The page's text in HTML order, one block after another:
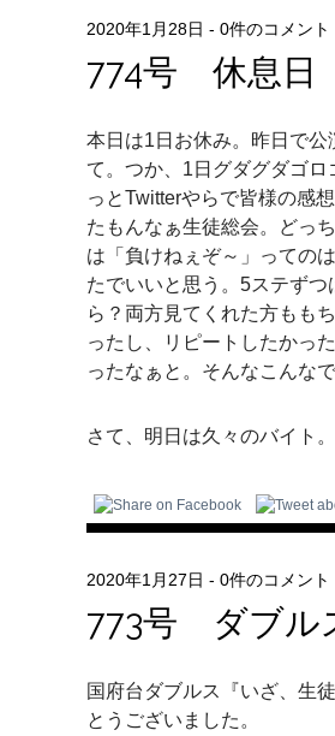
2020年1月28日 - 0件のコメント
774号 休息日
本日は1日お休み。昨日で
て。つか、1日グダグダゴ
っとTwitterやらで皆様の感
たもんなぁ生徒総会。どっ
は「負けねぇぞ～」っての
たでいいと思う。5ステず
ら？両方見てくれた方もも
ったし、リピートしたかっ
ったなぁと。そんなこんな
さて、明日は久々のバイト
2020年1月27日 - 0件のコメント
773号 ダブル
国府台ダブルス『いざ、生
とうございました。